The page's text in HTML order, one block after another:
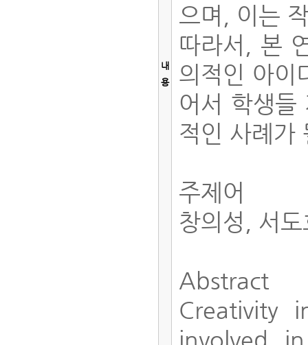
내
용
으며, 이는
따라서, 본
의적인 아이
어서 학생들
적인 사례가
주제어
창의성, 서
Abstract
Creativity